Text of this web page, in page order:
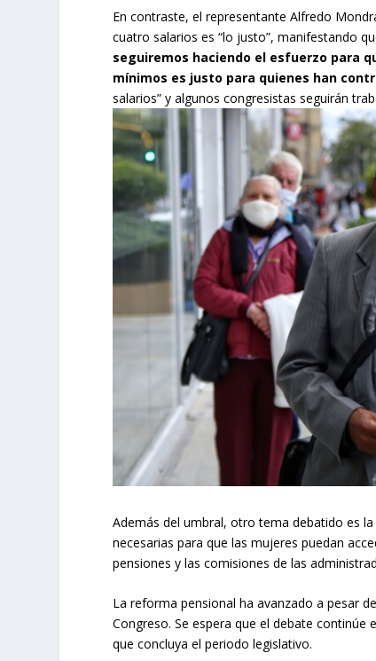
En contraste, el representante Alfredo
cuatro salarios es “lo justo”, manifestando
seguiremos haciendo el esfuerzo para
mínimos es justo para quienes han
salarios” y algunos congresistas seguirán
Además del umbral, otro tema debatido es
necesarias para que las mujeres puedan
pensiones y las comisiones de las
La reforma pensional ha avanzado a pesar
Congreso. Se espera que el debate
que concluya el periodo legislativo.